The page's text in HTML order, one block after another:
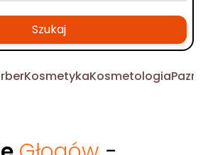
Szukaj
KosmetykaKosmetologia